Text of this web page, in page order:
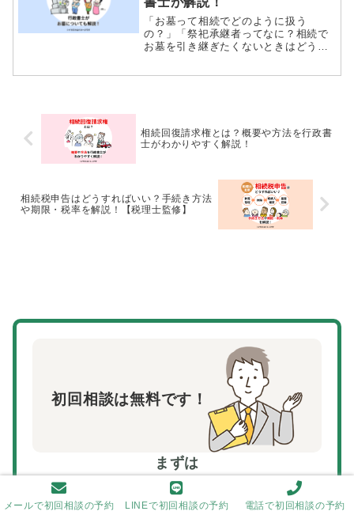
「お墓って相続でどのように扱う
の？」「祭祀承継者ってなに？相続で
お墓を引き継ぎたくないときはどうす
相続回復請求権とは？概要や方法を行政書
士がわかりやすく解説！
相続税申告はどうすればいい？手続き方法
や期限・税率を解説！【税理士監修】
初回相談は無料です！
まずは
来所予約
メールで初回相談の予約 LINEで初回相談の予約 電話で初回相談の予約